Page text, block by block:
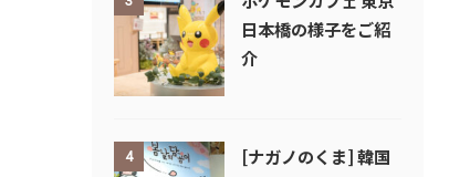
日本橋の様子をご紹
介
4
[ナガノのくま] 韓国